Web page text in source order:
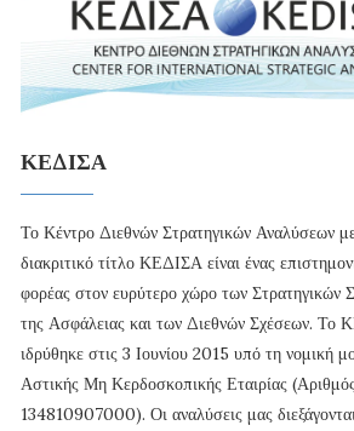
ΚΕΔΙΣΑ
Το Κέντρο Διεθνών Στρατηγικών Αναλύσεων
διακριτικό τίτλο ΚΕΔΙΣΑ είναι ένας
φορέας στον ευρύτερο χώρο των Στρατηγικών
της Ασφάλειας και των Διεθνών Σχέσεων. Το
ιδρύθηκε στις 3 Ιουνίου 2015 υπό τη νομική
Αστικής Μη Κερδοσκοπικής Εταιρίας
134810907000). Οι αναλύσεις μας